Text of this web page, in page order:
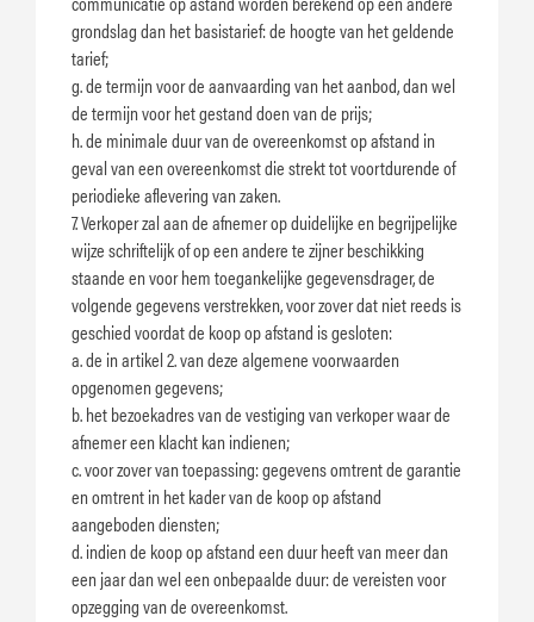
grondslag dan het basistarief: de hoogte van het geldende
tarief;
g. de termijn voor de aanvaarding van het aanbod, dan wel
de termijn voor het gestand doen van de prijs;
h. de minimale duur van de overeenkomst op afstand in
geval van een overeenkomst die strekt tot voortdurende of
periodieke aflevering van zaken.
7. Verkoper zal aan de afnemer op duidelijke en begrijpelijke
wijze schriftelijk of op een andere te zijner beschikking
staande en voor hem toegankelijke gegevensdrager, de
volgende gegevens verstrekken, voor zover dat niet reeds is
geschied voordat de koop op afstand is gesloten:
a. de in artikel 2. van deze algemene voorwaarden
opgenomen gegevens;
b. het bezoekadres van de vestiging van verkoper waar de
afnemer een klacht kan indienen;
c. voor zover van toepassing: gegevens omtrent de garantie
en omtrent in het kader van de koop op afstand
aangeboden diensten;
d. indien de koop op afstand een duur heeft van meer dan
een jaar dan wel een onbepaalde duur: de vereisten voor
opzegging van de overeenkomst.